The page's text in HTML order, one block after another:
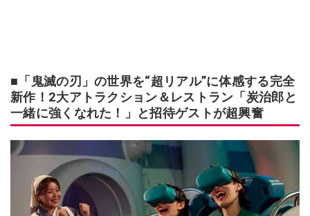
■「鬼滅の刃」の世界を“超リアル”に体感する完全
新作！2大アトラクション＆レストラン「炭治郎と
一緒に強くなれた！」と招待ゲストが超興奮